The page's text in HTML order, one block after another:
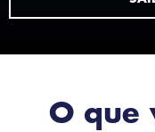
O que